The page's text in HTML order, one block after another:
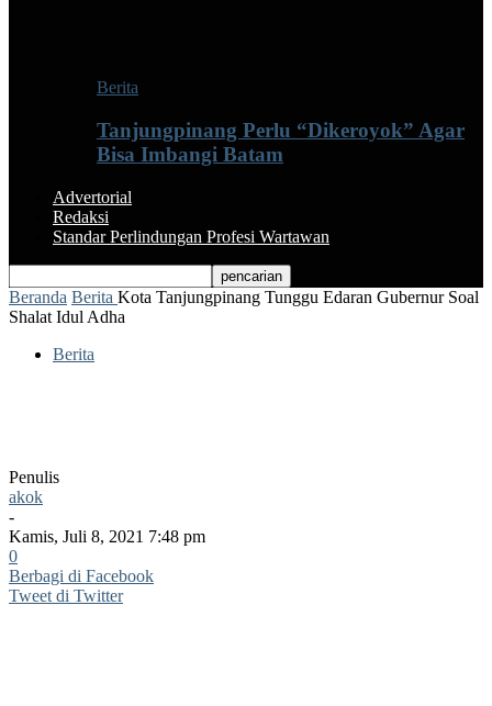
Berita
Tanjungpinang Perlu “Dikeroyok” Agar
Bisa Imbangi Batam
Advertorial
Redaksi
Standar Perlindungan Profesi Wartawan
Beranda Berita Kota Tanjungpinang Tunggu Edaran Gubernur Soal
Shalat Idul Adha
Berita
Penulis
akok
-
Kamis, Juli 8, 2021 7:48 pm
0
Berbagi di Facebook
Tweet di Twitter